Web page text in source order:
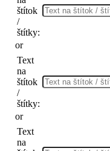
štítok
/
štítky:
or
Text
na
štítok
/
štítky:
or
Text
na